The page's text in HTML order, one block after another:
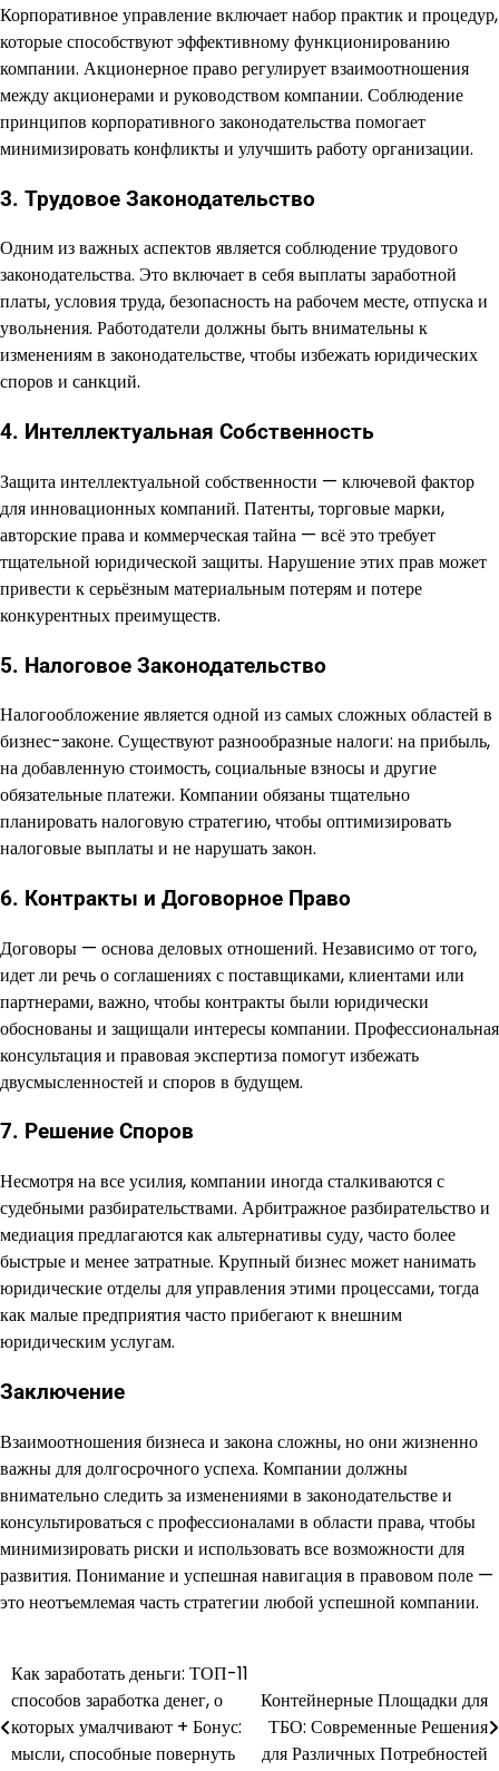
Корпоративное управление включает набор практик и процедур,
которые способствуют эффективному функционированию
компании. Акционерное право регулирует взаимоотношения
между акционерами и руководством компании. Соблюдение
принципов корпоративного законодательства помогает
минимизировать конфликты и улучшить работу организации.
3. Трудовое Законодательство
Одним из важных аспектов является соблюдение трудового
законодательства. Это включает в себя выплаты заработной
платы, условия труда, безопасность на рабочем месте, отпуска и
увольнения. Работодатели должны быть внимательны к
изменениям в законодательстве, чтобы избежать юридических
споров и санкций.
4. Интеллектуальная Собственность
Защита интеллектуальной собственности — ключевой фактор
для инновационных компаний. Патенты, торговые марки,
авторские права и коммерческая тайна — всё это требует
тщательной юридической защиты. Нарушение этих прав может
привести к серьёзным материальным потерям и потере
конкурентных преимуществ.
5. Налоговое Законодательство
Налогообложение является одной из самых сложных областей в
бизнес-законе. Существуют разнообразные налоги: на прибыль,
на добавленную стоимость, социальные взносы и другие
обязательные платежи. Компании обязаны тщательно
планировать налоговую стратегию, чтобы оптимизировать
налоговые выплаты и не нарушать закон.
6. Контракты и Договорное Право
Договоры — основа деловых отношений. Независимо от того,
идет ли речь о соглашениях с поставщиками, клиентами или
партнерами, важно, чтобы контракты были юридически
обоснованы и защищали интересы компании. Профессиональная
консультация и правовая экспертиза помогут избежать
двусмысленностей и споров в будущем.
7. Решение Споров
Несмотря на все усилия, компании иногда сталкиваются с
судебными разбирательствами. Арбитражное разбирательство и
медиация предлагаются как альтернативы суду, часто более
быстрые и менее затратные. Крупный бизнес может нанимать
юридические отделы для управления этими процессами, тогда
как малые предприятия часто прибегают к внешним
юридическим услугам.
Заключение
Взаимоотношения бизнеса и закона сложны, но они жизненно
важны для долгосрочного успеха. Компании должны
внимательно следить за изменениями в законодательстве и
консультироваться с профессионалами в области права, чтобы
минимизировать риски и использовать все возможности для
развития. Понимание и успешная навигация в правовом поле —
это неотъемлемая часть стратегии любой успешной компании.
Навигация
по
записям
Как заработать деньги: ТОП-11
способов заработка денег, о
которых умалчивают + Бонус:
мысли, способные повернуть
Контейнерные Площадки для
ТБО: Современные Решения
для Различных Потребностей